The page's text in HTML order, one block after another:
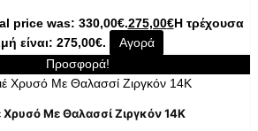
price was: 330,00€.275,00€Η τρέχουσα
είναι: 275,00€.
Αγορά
Προσφορά!
Χρυσό Με Θαλασσί Ζιργκόν 14K